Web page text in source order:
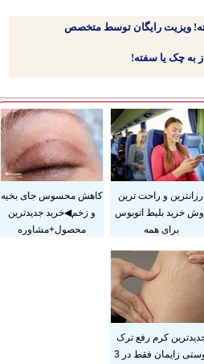
ویزیت رایگان توسط متخصص
ارزانترین و راحت ترین
خرید بلیط اتوبوس
برای همه
کاهش محسوس جای بخیه
و زخم◀خرید جدیدترین
محصول+مشاوره
کرم رفع ترک
پوستی زایمان فقط در 3